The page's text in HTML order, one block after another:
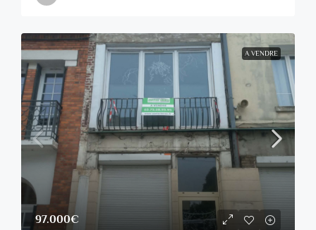
A VENDRE
97.000€